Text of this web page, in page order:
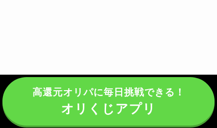
高還元オリパに毎日挑戦できる！
オリくじアプリ